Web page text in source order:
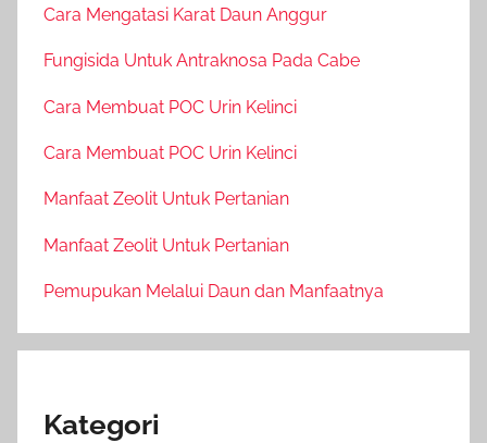
Cara Mengatasi Karat Daun Anggur
Fungisida Untuk Antraknosa Pada Cabe
Cara Membuat POC Urin Kelinci
Cara Membuat POC Urin Kelinci
Manfaat Zeolit Untuk Pertanian
Manfaat Zeolit Untuk Pertanian
Pemupukan Melalui Daun dan Manfaatnya
Kategori